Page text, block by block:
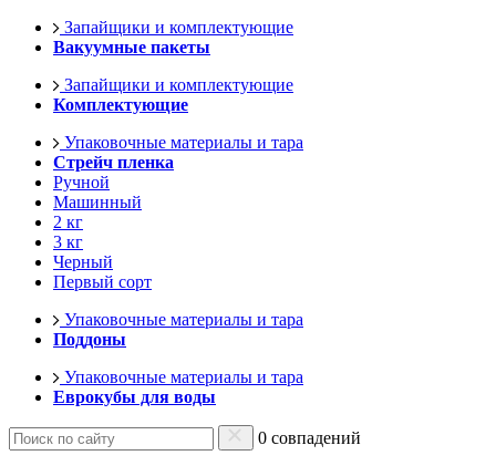
Запайщики и комплектующие
Вакуумные пакеты
Запайщики и комплектующие
Комплектующие
Упаковочные материалы и тара
Стрейч пленка
Ручной
Машинный
2 кг
3 кг
Черный
Первый сорт
Упаковочные материалы и тара
Поддоны
Упаковочные материалы и тара
Еврокубы для воды
0 совпадений